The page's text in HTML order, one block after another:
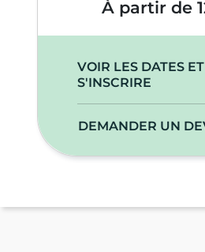
À partir de
VOIR LES DATES ET
S'INSCRIRE
DEMANDER UN